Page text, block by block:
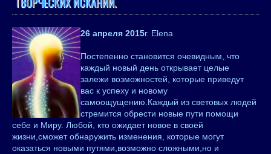
26 апреля 2015г. Elena
Постепенно становится очевидным, что
каждый новый день открывает целые
залежи возможностей, которые приведут
вас к успеху и новому
самоощущению.Каждый из световых людей
стремится обрести новые пути помощи
себе и Миру. Любой, кто ожидает новое в своей
жизни,сможет обнаружить изменения, которые могут
оказаться новыми путями,возможно сложными,но и